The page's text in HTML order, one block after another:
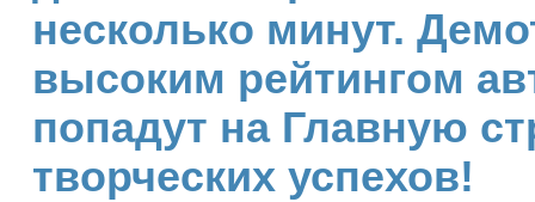
несколько минут.
высоким рейтингом
попадут на Главную
творческих успехов!